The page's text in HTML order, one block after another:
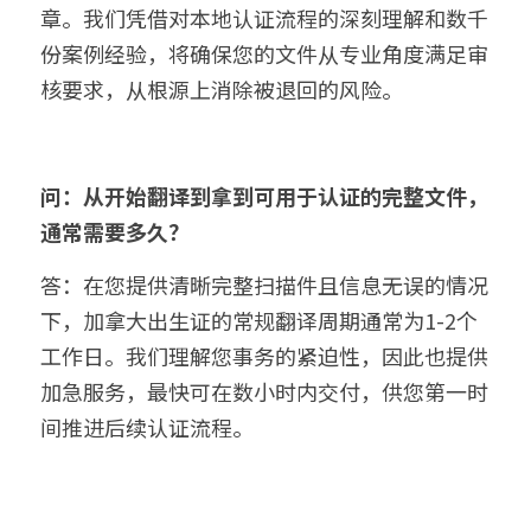
章。我们凭借对本地认证流程的深刻理解和数千
份案例经验，将确保您的文件从专业角度满足审
核要求，从根源上消除被退回的风险。
问：从开始翻译到拿到可用于认证的完整文件，
通常需要多久？
答：在您提供清晰完整扫描件且信息无误的情况
下，加拿大出生证的常规翻译周期通常为1-2个
工作日。我们理解您事务的紧迫性，因此也提供
加急服务，最快可在数小时内交付，供您第一时
间推进后续认证流程。